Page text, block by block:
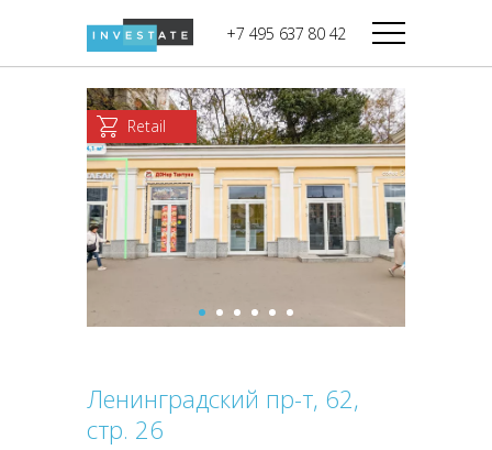
+7 495 637 80 42
Дикси
Верный
Мираторг
Магнолия
В башне
Башня Федерация-II
Запад
Башня Федерация-I
Восток
Город Столиц,
Северный блок
Город Столиц,
Retail
Ленинградский пр-т, 62,
стр. 26